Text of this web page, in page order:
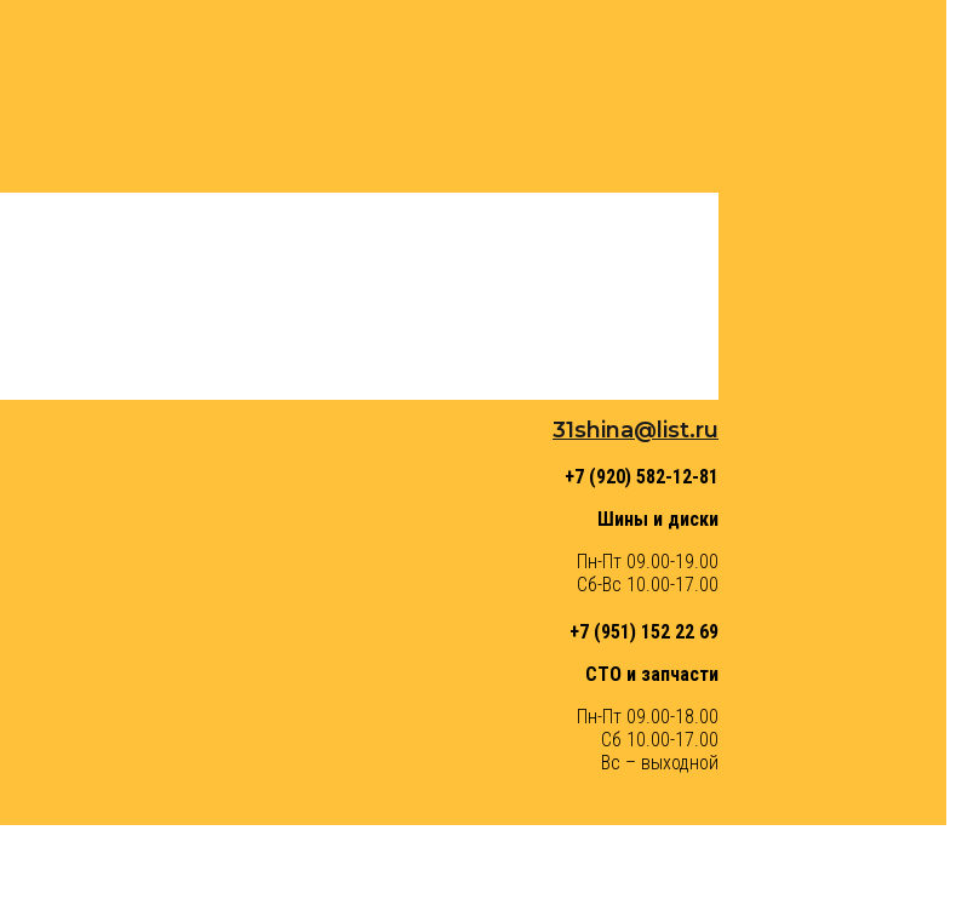
31shina@list.ru
+7 (920) 582-12-81
Шины и диски
Пн-Пт 09.00-19.00
Сб-Вс 10.00-17.00
+7 (951) 152 22 69
СТО и запчасти
Пн-Пт 09.00-18.00
Сб 10.00-17.00
Вс – выходной